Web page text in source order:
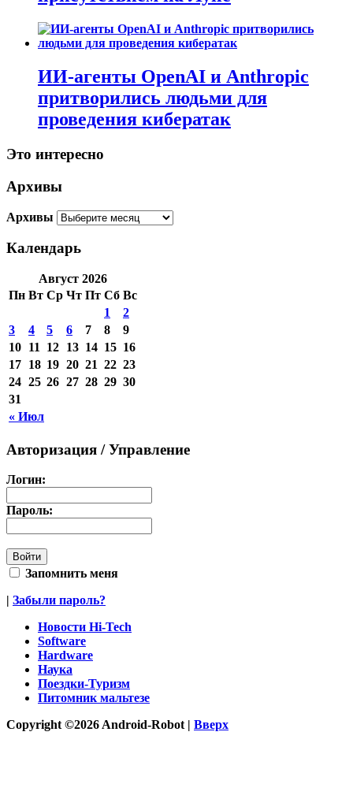
ИИ-агенты OpenAI и Anthropic
притворились людьми для
проведения кибератак
Это интересно
Архивы
Архивы
Календарь
Август 2026
Пн Вт Ср Чт Пт Сб Вс
« Июл
1
2
3
4 5 6 7 8
9
10 11 12 13 14 15 16
17 18 19 20 21 22 23
24 25 26 27 28 29 30
31
Авторизация / Управление
Логин:
Пароль:
Запомнить меня
| Забыли пароль?
Новости Hi-Tech
Software
Hardware
Наука
Поездки-Туризм
Питомник мальтезе
Copyright ©2026 Android-Robot | Вверх